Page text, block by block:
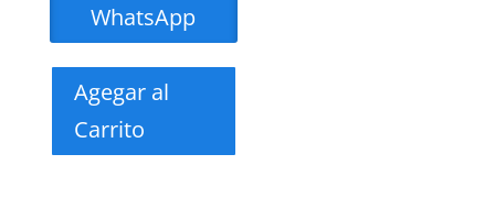
WhatsApp
Agegar al
Carrito